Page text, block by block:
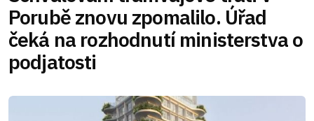
Porubě znovu zpomalilo. Úřad
čeká na rozhodnutí ministerstva o
podjatosti